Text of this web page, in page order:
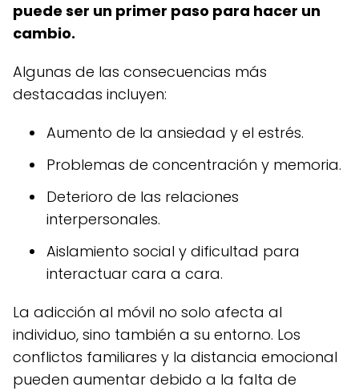
puede ser un primer paso para hacer un
cambio.
Algunas de las consecuencias más
destacadas incluyen:
Aumento de la ansiedad y el estrés.
Problemas de concentración y memoria.
Deterioro de las relaciones
interpersonales.
Aislamiento social y dificultad para
interactuar cara a cara.
La adicción al móvil no solo afecta al
individuo, sino también a su entorno. Los
conflictos familiares y la distancia emocional
pueden aumentar debido a la falta de